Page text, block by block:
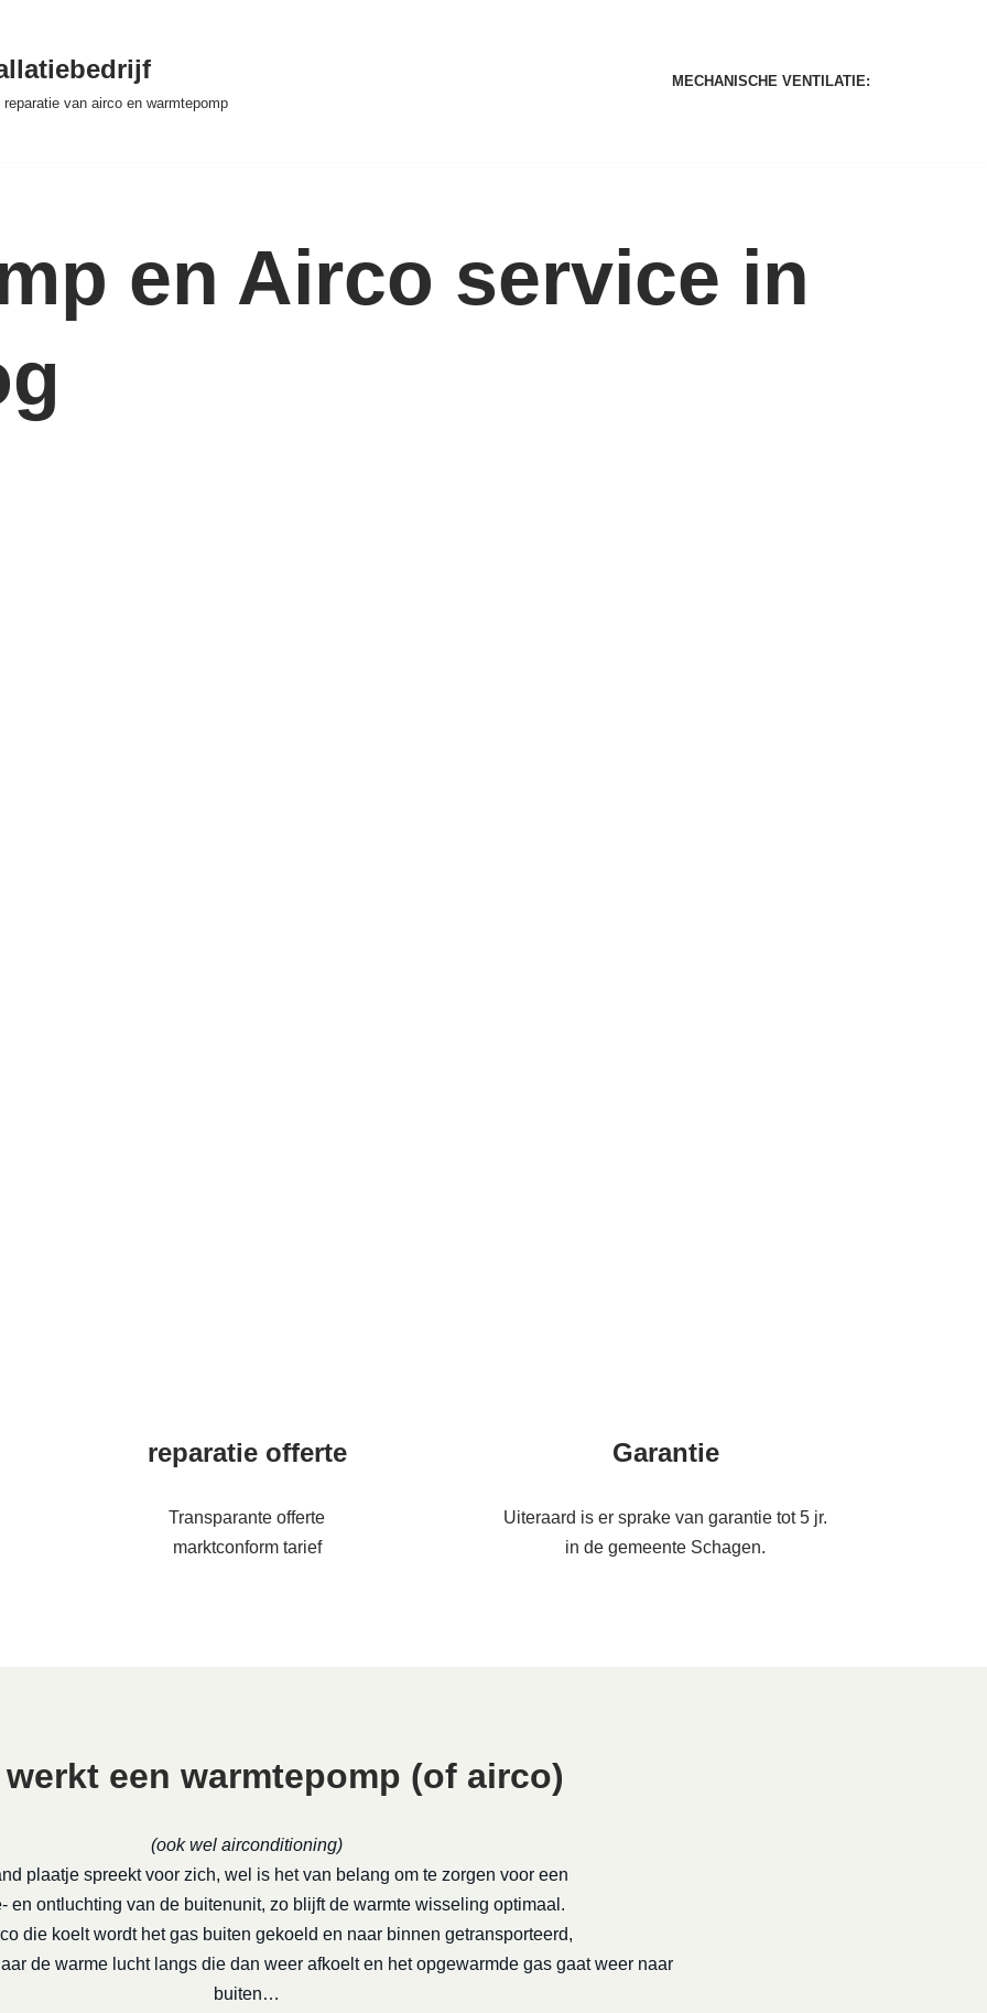
van airco en warmtepomp
MECHANISCHE VENTILATIE:
en Airco service in
reparatie offerte
Transparante offerte
marktconform tarief
Garantie
Uiteraard is er sprake van garantie tot 5 jr.
in de gemeente Schagen.
werkt een warmtepomp (of airco)
(ook wel airconditioning)
plaatje spreekt voor zich, wel is het van belang om te zorgen voor een
en ontluchting van de buitenunit, zo blijft de warmte wisseling optimaal.
die koelt wordt het gas buiten gekoeld en naar binnen getransporteerd,
de warme lucht langs die dan weer afkoelt en het opgewarmde gas gaat weer naar
buiten…